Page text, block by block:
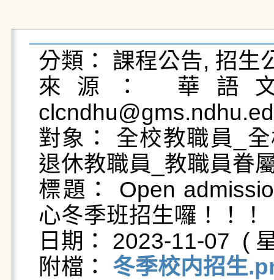
分類： 課程公告, 招生
來源： 華語
對象： 全校教職員_
退休教職員_教職員眷
標題： Open
心冬季班招生囉！！！
日期： 2023-11-07  (
附檔： 冬季校内招生